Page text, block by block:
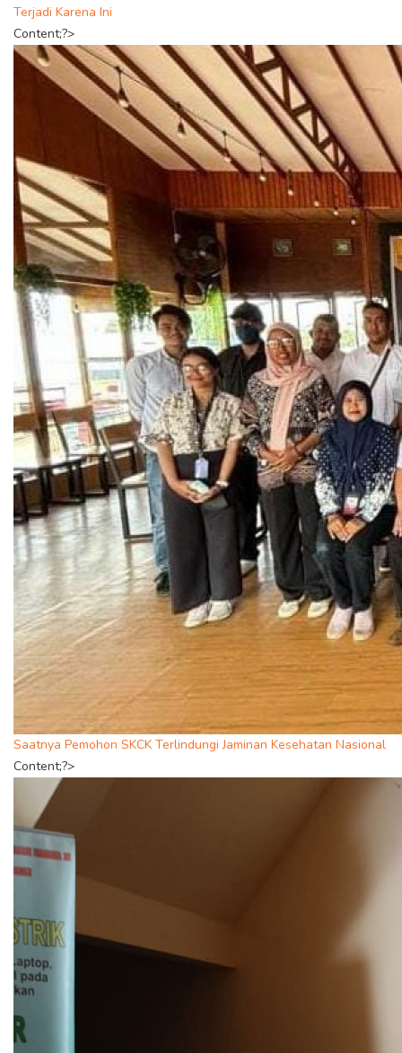
Terjadi Karena Ini
Content;?>
Saatnya Pemohon SKCK Terlindungi Jaminan Kesehatan Nasional
Content;?>